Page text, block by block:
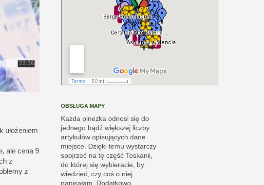
ułożeniem
ale cena 9
z
z
OBSŁUGA MAPY
Każda pinezka odnosi się do
jednego bądź większej liczby
artykułów opisujących dane
miejsce. Dzięki temu wystarczy
spojrzeć na tę część Toskanii,
do której się wybieracie, by
wiedzieć, czy coś o niej
napisałam. Dodatkowo